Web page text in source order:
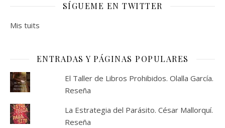
SÍGUEME EN TWITTER
Mis tuits
ENTRADAS Y PÁGINAS POPULARES
El Taller de Libros Prohibidos. Olalla García.
Reseña
La Estrategia del Parásito. César Mallorquí.
Reseña